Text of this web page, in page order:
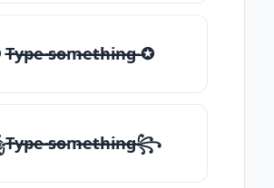
̶̴s̶̴o̶̴m̶̴e̶̴t̶̴h̶̴i̶̴n̶̴g̶̴ ✪
̶̴s̶̴o̶̴m̶̴e̶̴t̶̴h̶̴i̶̴n̶̴g̶̴꧂